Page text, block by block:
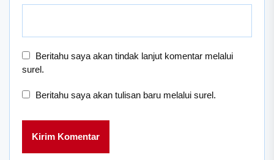
Beritahu saya akan tindak lanjut komentar melalui
surel.
Beritahu saya akan tulisan baru melalui surel.